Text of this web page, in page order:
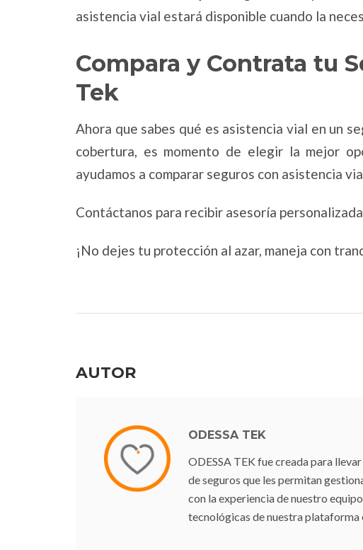
asistencia vial estará disponible cuando la
Compara y Contrata tu
Tek
Ahora que sabes qué es asistencia vial en un
cobertura, es momento de elegir la mejor
ayudamos a comparar seguros con asistencia
Contáctanos para recibir asesoría
¡No dejes tu protección al azar, maneja con
AUTOR
ODESSA TEK
ODESSA TEK fue creada para
de seguros que les permitan
con la experiencia de nuestro
tecnológicas de nuestra plataforma